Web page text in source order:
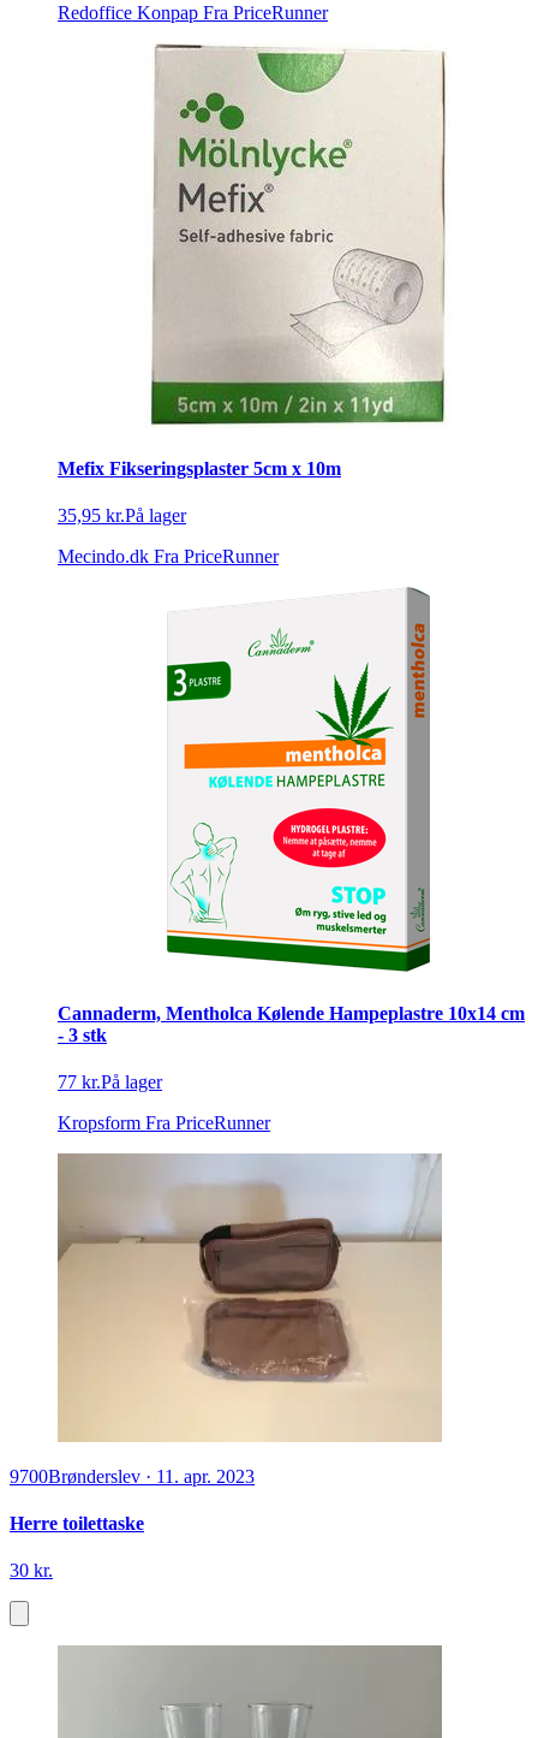
Redoffice Konpap Fra PriceRunner
Mefix Fikseringsplaster 5cm x 10m
35,95 kr.På lager
Mecindo.dk Fra PriceRunner
Cannaderm, Mentholca Kølende Hampeplastre 10x14 cm
- 3 stk
77 kr.På lager
Kropsform Fra PriceRunner
9700Brønderslev · 11. apr. 2023
Herre toilettaske
30 kr.